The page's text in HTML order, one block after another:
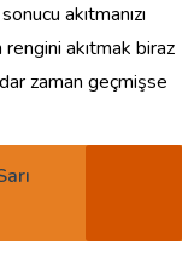
akıtmanızı
rengini akıtmak biraz
zaman geçmişse